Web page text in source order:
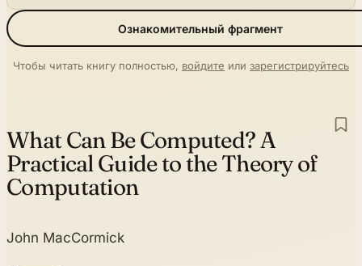
Ознакомительный фрагмент
Чтобы читать книгу полностью, войдите или зарегистрируйтесь
What Can Be Computed? A
Practical Guide to the Theory of
Computation
John MacCormick